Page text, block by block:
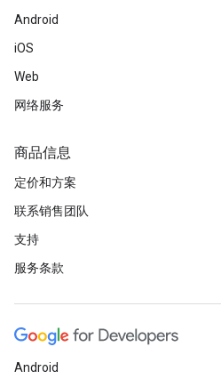
Android
iOS
Web
网络服务
商品信息
定价和方案
联系销售团队
支持
服务条款
Android